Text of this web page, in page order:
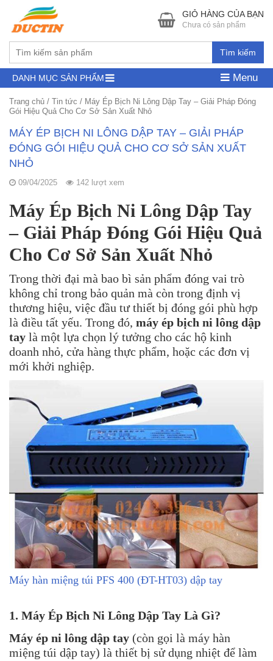
Tìm kiếm
GIỎ HÀNG CỦA BẠN
Chưa có sản phẩm
DANH MỤC SẢN PHẨM Menu
Trang chủ / Tin tức / Máy Ép Bịch Ni Lông Dập Tay – Giải Pháp Đóng
Gói Hiệu Quả Cho Cơ Sở Sản Xuất Nhỏ
MÁY ÉP BỊCH NI LÔNG DẬP TAY – GIẢI PHÁP
ĐÓNG GÓI HIỆU QUẢ CHO CƠ SỞ SẢN XUẤT
NHỎ
09/04/2025 142 lượt xem
Máy Ép Bịch Ni Lông Dập Tay
– Giải Pháp Đóng Gói Hiệu Quả
Cho Cơ Sở Sản Xuất Nhỏ
Trong thời đại mà bao bì sản phẩm đóng vai trò
không chỉ trong bảo quản mà còn trong định vị
thương hiệu, việc đầu tư thiết bị đóng gói phù hợp
là điều tất yếu. Trong đó, máy ép bịch ni lông dập
tay là một lựa chọn lý tưởng cho các hộ kinh
doanh nhỏ, cửa hàng thực phẩm, hoặc các đơn vị
mới khởi nghiệp.
Máy hàn miệng túi PFS 400 (ĐT-HT03) dập tay
1. Máy Ép Bịch Ni Lông Dập Tay Là Gì?
Máy ép ni lông dập tay (còn gọi là máy hàn
miệng túi dập tay) là thiết bị sử dụng nhiệt để làm